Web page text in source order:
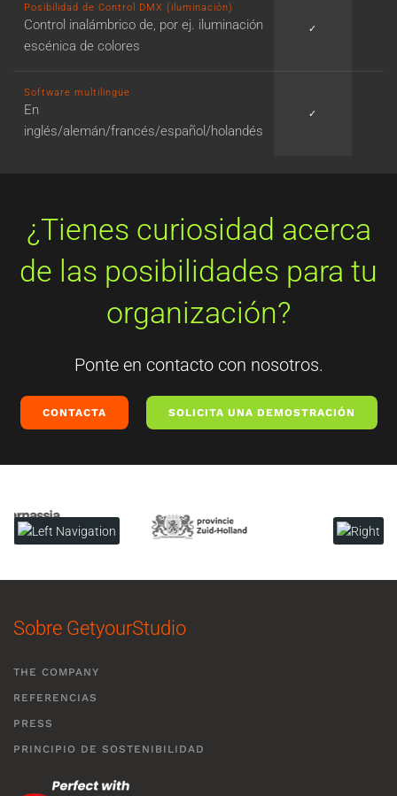
Posibilidad de Control DMX (iluminación)
Control inalámbrico de, por ej. iluminación
escénica de colores
✓
Software multilingüe
En
inglés/alemán/francés/español/holandés
✓
¿Tienes curiosidad acerca
de las posibilidades para tu
organización?
Ponte en contacto con nosotros.
CONTACTA SOLICITA UNA DEMOSTRACIÓN
Sobre GetyourStudio
THE COMPANY
REFERENCIAS
PRESS
PRINCIPIO DE SOSTENIBILIDAD